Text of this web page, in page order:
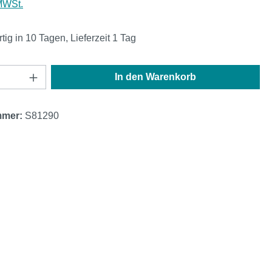
in 10 Tagen, Lieferzeit 1 Tag
Anzahl: Gib den gewünschten Wert ein
In den Warenkorb
S81290